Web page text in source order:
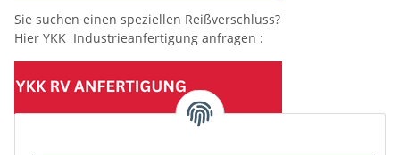
Sie suchen einen speziellen Reißverschluss?
Hier YKK Industrieanfertigung anfragen :
(Mindesttabnahmemenge 10 Stück je Länge und Farbe)